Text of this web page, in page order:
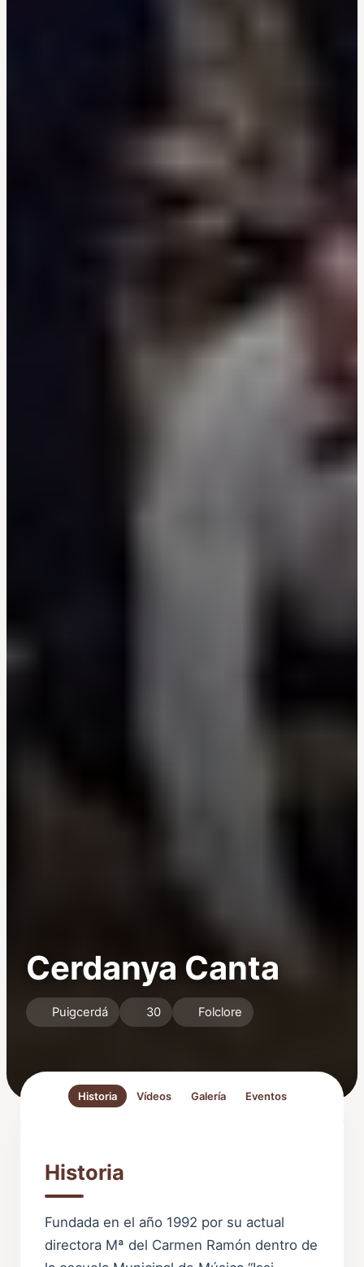
Cerdanya Canta
Puigcerdá 30 Folclore
Historia Vídeos Galería Eventos
Historia
Fundada en el año 1992 por su actual
directora Mª del Carmen Ramón dentro de